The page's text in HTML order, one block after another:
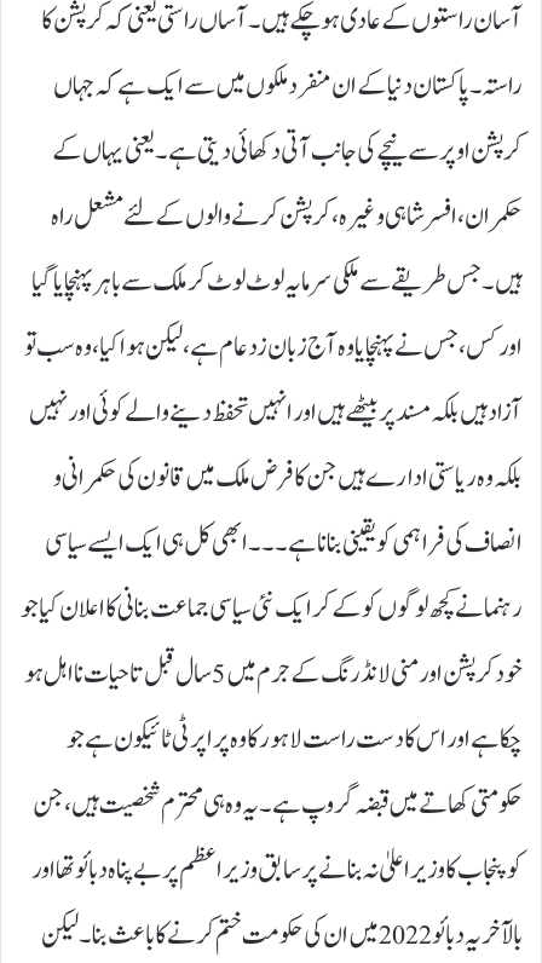
آسان راستوں کے عادی ہو چکے ہیں۔ آساں راستی یعنی کہ کرپشن کا
راستہ۔ پاکستان دنیا کے ان منفرد ملکوں میں سے ایک ہے کہ جہاں
کرپشن اوپر سے نیچے کی جانب آتی دکھائی دیتی ہے۔ یعنی یہاں کے
حکمران، افسر شاہی وغیرہ، کرپشن کرنے والوں کے لئے مشعل راہ
ہیں۔ جس طریقے سے ملکی سرمایہ لوٹ لوٹ کر ملک سے باہر پہنچایا گیا
اور کس، جس نے پہنچایا وہ آج زبان زد عام ہے، لیکن ہوا کیا، وہ سب تو
آزاد ہیں بلکہ مسند پر بیٹھے ہیں اور انہیں تحفظ دینے والے کوئی اور نہیں
بلکہ وہ ریاستی ادارے ہیں جن کا فرض ملک میں قانون کی حکمرانی و
انصاف کی فراہمی کو یقینی بنانا ہے۔۔۔ ابھی کل ہی ایک ایسے سیاسی
رہنما نے کچھ لوگوں کو کے کر ایک نئی سیاسی جماعت بنانی کا اعلان کیا جو
خود کرپشن اور منی لانڈرنگ کے جرم میں 5سال قبل تا حیات نا اہل ہو
چکا ہے اور اس کا دست راست لاہور کا وہ پراپرٹی ٹائیکون ہے جو
حکومتی کھاتے میں قبضہ گروپ ہے۔ یہ وہ ہی محترم شخصیت ہیں، جن
کو پنجاب کا وزیر اعلیٰ نہ بنانے پر سابق وزیر اعظم پر بے پناہ دبائو تھا اور
بالآخر یہ دبائو 2022میں ان کی حکومت ختم کرنے کا باعث بنا۔ لیکن